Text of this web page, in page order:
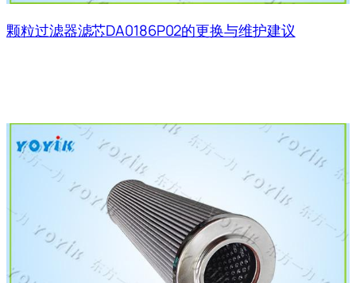
颗粒过滤器滤芯DA0186P02的更换与维护建议